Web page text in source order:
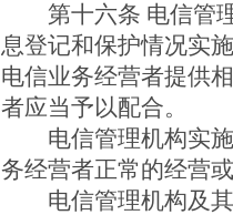
第十六条 电信管理
息登记和保护情况实
电信业务经营者提供
者应当予以配合。
电信管理机构实施
务经营者正常的经营
电信管理机构及其